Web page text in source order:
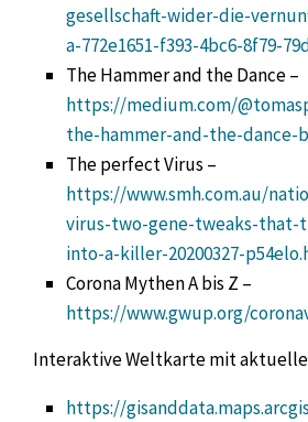
gesellschaft-wider-die-
a-772e1651-f393-4bc6-8f79-
The Hammer and the Dance –
https://medium.com/
the-hammer-and-the-dance-
The perfect Virus –
https://www.smh.com.au/
virus-two-gene-tweaks-that-
into-a-killer-20200327-
Corona Mythen A bis Z –
https://www.gwup.org/
Interaktive Weltkarte mit
https://